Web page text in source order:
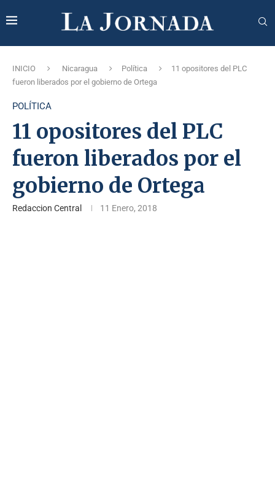
INICIO Nicaragua Política
11 opositores del PLC
fueron liberados por el gobierno de Ortega
POLÍTICA
11 opositores del PLC
fueron liberados por el
gobierno de Ortega
Redaccion Central 11 Enero, 2018